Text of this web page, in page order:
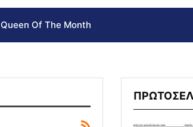
Queen Of The Month